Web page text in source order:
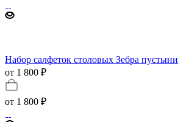
Набор салфеток столовых Зебра пустыни
от 1 800 ₽
от 1 800 ₽